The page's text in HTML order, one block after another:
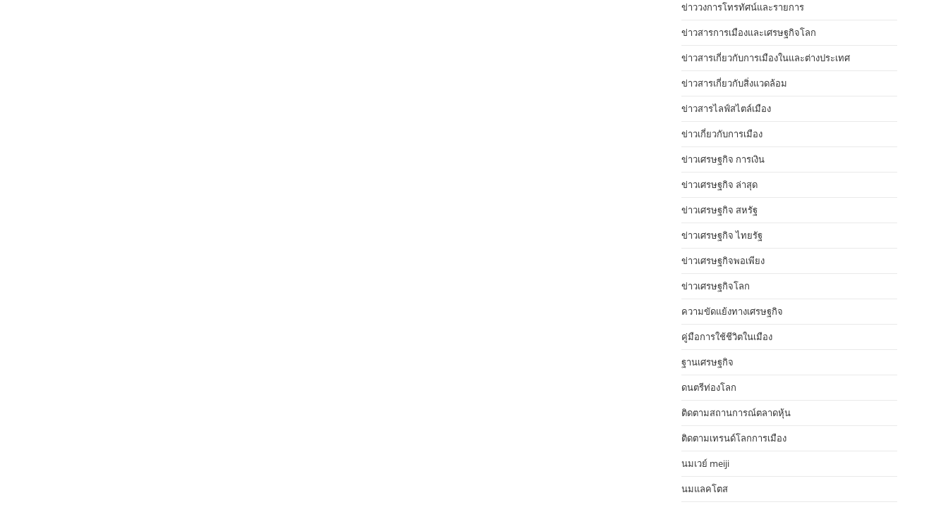
ข่าววงการโทรทัศน์และรายการ
ข่าวสารการเมืองและเศรษฐกิจโลก
ข่าวสารเกี่ยวกับการเมืองในและต่างประเทศ
ข่าวสารเกี่ยวกับสิ่งแวดล้อม
ข่าวสารไลฟ์สไตล์เมือง
ข่าวเกี่ยวกับการเมือง
ข่าวเศรษฐกิจ การเงิน
ข่าวเศรษฐกิจ ล่าสุด
ข่าวเศรษฐกิจ สหรัฐ
ข่าวเศรษฐกิจ ไทยรัฐ
ข่าวเศรษฐกิจพอเพียง
ข่าวเศรษฐกิจโลก
ความขัดแย้งทางเศรษฐกิจ
คู่มือการใช้ชีวิตในเมือง
ฐานเศรษฐกิจ
ดนตรีท่องโลก
ติดตามสถานการณ์ตลาดหุ้น
ติดตามเทรนด์โลกการเมือง
นมเวย์ meiji
นมแลคโตส